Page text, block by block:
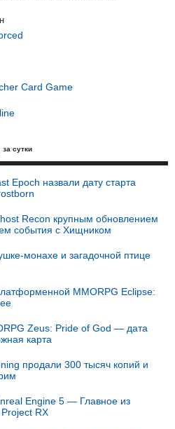
Card Game
за сутки
Epoch назвали дату старта
Recon крупным обновлением
события с Хищником
монахе и загадочной птице
MMORPG Eclipse:
Zeus: Pride of God — дата
карта
продали 300 тысяч копий и
Engine 5 — Главное из
RX